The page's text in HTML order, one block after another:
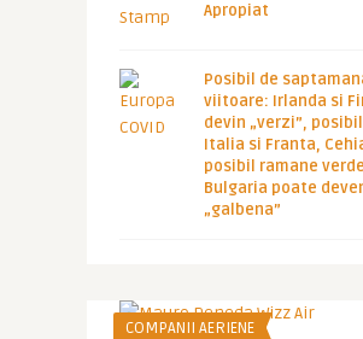
Apropiat
Posibil de
viitoare: Irlanda si
devin „verzi”,
Italia si Franta,
posibil ramane
Bulgaria poate
„galbena”
COMPANII AERIENE